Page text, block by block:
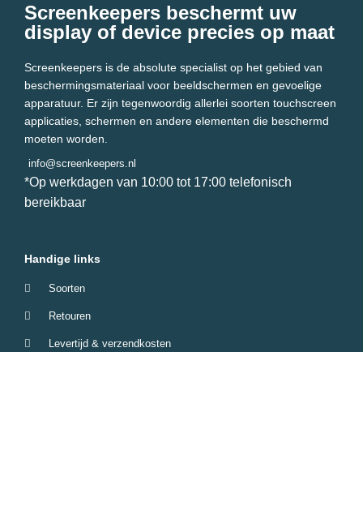
Screenkeepers beschermt uw
display of device precies op maat
Screenkeepers is de absolute specialist op het gebied van
beschermingsmateriaal voor beeldschermen en gevoelige
apparatuur. Er zijn tegenwoordig allerlei soorten touchscreen
applicaties, schermen en andere elementen die beschermd
moeten worden.
info@screenkeepers.nl
*Op werkdagen van 10:00 tot 17:00 telefonisch
bereikbaar
Handige links
Soorten
Retouren
Levertijd & verzendkosten